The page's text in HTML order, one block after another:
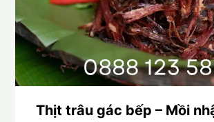
Thịt trâu gác bếp – Mồi